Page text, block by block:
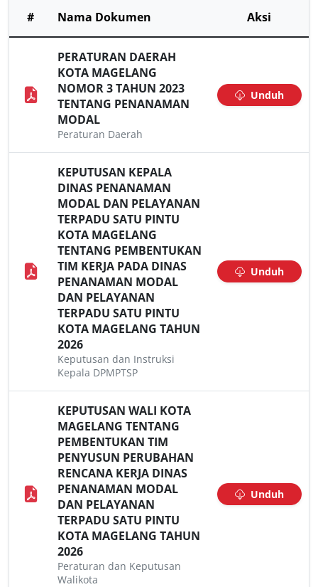
# Nama Dokumen Aksi
PERATURAN DAERAH
KOTA MAGELANG
NOMOR 3 TAHUN 2023
TENTANG PENANAMAN
MODAL
Peraturan Daerah
Unduh
KEPUTUSAN KEPALA
DINAS PENANAMAN
MODAL DAN PELAYANAN
TERPADU SATU PINTU
KOTA MAGELANG
TENTANG PEMBENTUKAN
TIM KERJA PADA DINAS
PENANAMAN MODAL
DAN PELAYANAN
TERPADU SATU PINTU
KOTA MAGELANG TAHUN
2026
Keputusan dan Instruksi
Kepala DPMPTSP
Unduh
KEPUTUSAN WALI KOTA
MAGELANG TENTANG
PEMBENTUKAN TIM
PENYUSUN PERUBAHAN
RENCANA KERJA DINAS
PENANAMAN MODAL
DAN PELAYANAN
TERPADU SATU PINTU
KOTA MAGELANG TAHUN
2026
Peraturan dan Keputusan
Walikota
Unduh